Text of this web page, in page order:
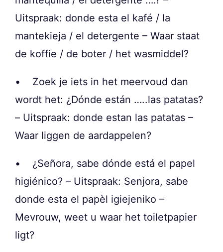
Uitspraak: donde esta el kafé / la
mantekieja / el detergente – Waar staat
de koffie / de boter / het wasmiddel?
• Zoek je iets in het meervoud dan
wordt het: ¿Dónde están …..las patatas?
– Uitspraak: donde estan las patatas –
Waar liggen de aardappelen?
• ¿Señora, sabe dónde está el papel
higiénico? – Uitspraak: Senjora, sabe
donde esta el papèl igiejeniko –
Mevrouw, weet u waar het toiletpapier
ligt?